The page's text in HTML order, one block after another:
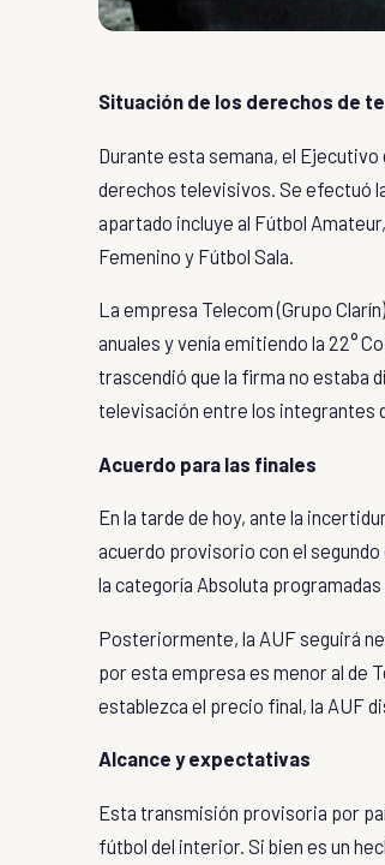
Situación de los derechos de
Durante esta semana, el Ejecutivo
derechos televisivos. Se efectuó
apartado incluye al Fútbol Amateur,
Femenino y Fútbol Sala
La empresa Telecom(Grupo Clarín
anuales y venía emitiendo la 22°
trascendió que la firma no estaba
televisación entre los integrantes
Acuerdo para las finales
En la tarde de hoy, ante la
acuerdo provisorio con el
la categoría Absoluta
Posteriormente, la AUF seguirá
por esta empresa es menor al de
establezca el precio final, la AUF
Alcance y expectativas
Esta transmisión provisoria por
fútbol del interior. Si bien es un